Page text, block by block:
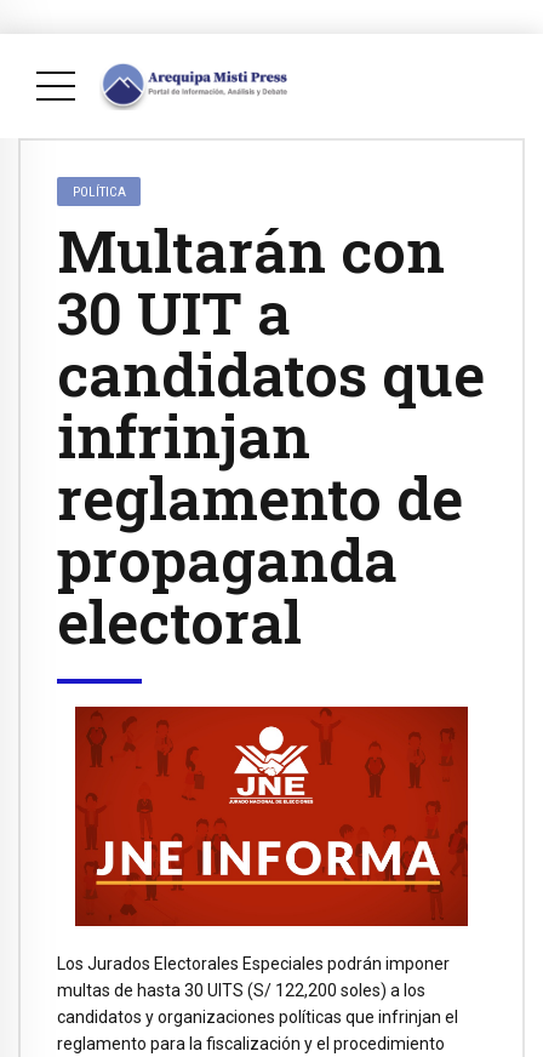
POLÍTICA
Multarán con
30 UIT a
candidatos que
infrinjan
reglamento de
propaganda
electoral
Los Jurados Electorales Especiales podrán imponer
multas de hasta 30 UITS (S/ 122,200 soles) a los
candidatos y organizaciones políticas que infrinjan el
reglamento para la fiscalización y el procedimiento